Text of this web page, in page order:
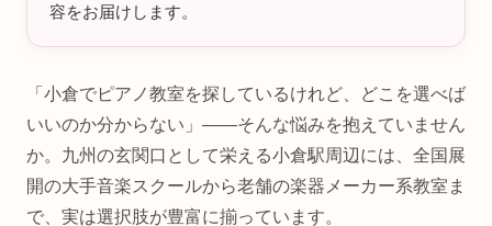
容をお届けします。
「小倉でピアノ教室を探しているけれど、どこを選べば
いいのか分からない」——そんな悩みを抱えていません
か。九州の玄関口として栄える小倉駅周辺には、全国展
開の大手音楽スクールから老舗の楽器メーカー系教室ま
で、実は選択肢が豊富に揃っています。